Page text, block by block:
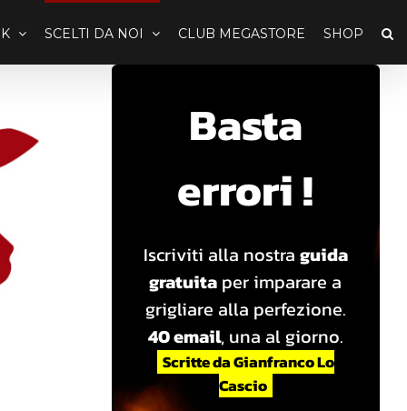
SCELTI DA NOI CLUB MEGASTORE SHOP
Basta
errori !
Iscriviti alla nostra guida
gratuita per imparare a
grigliare alla perfezione.
40 email, una al giorno.
Scritte da Gianfranco Lo
Cascio